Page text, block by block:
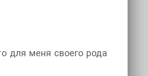
для меня своего рода